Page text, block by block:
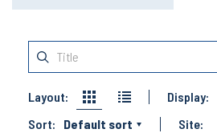
Layout: Display:
Sort:
Default sort Site: